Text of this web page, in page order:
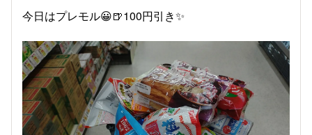
今日はプレモル😀🍺100円引き✨